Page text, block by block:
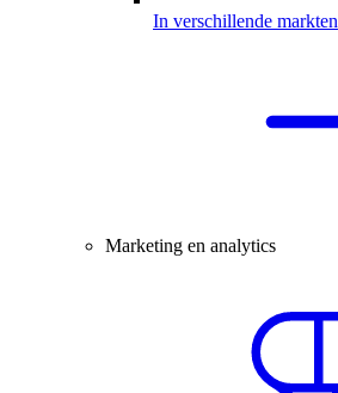
In verschillende markten
Marketing en analytics